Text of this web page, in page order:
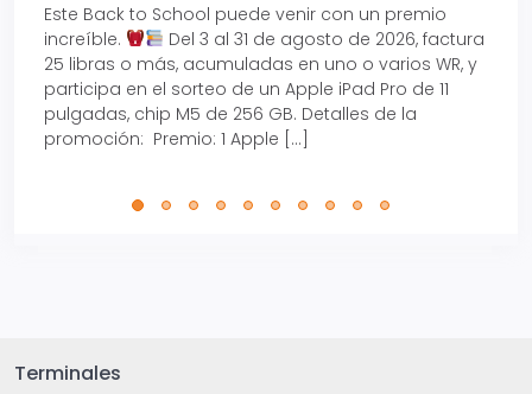
Este Back to School puede venir con un premio
increíble.
Del 3 al 31 de agosto de 2026, factura
25 libras o más, acumuladas en uno o varios WR, y
participa en el sorteo de un Apple iPad Pro de 11
pulgadas, chip M5 de 256 GB. Detalles de la
promoción: Premio: 1 Apple […]
Terminales